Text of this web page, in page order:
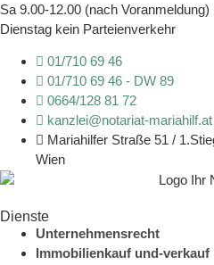
Sa 9.00-12.00 (nach Voranmeldung)
Dienstag kein Parteienverkehr
01/710 69 46
01/710 69 46 - DW 89
0664/128 81 72
kanzlei@notariat-mariahilf.at
Mariahilfer Straße 51 /
Wien
Dienste
Unternehmensrecht
Immobilienkauf und-verkauf